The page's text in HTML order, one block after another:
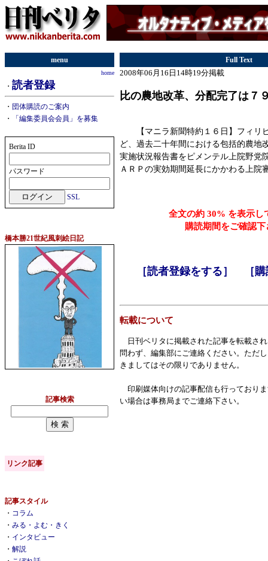
menu
home
・ 読者登録
・ 団体購読のご案内
・
「編集委員会会員」を募集
Berita ID
パスワード
SSL
橋本勝21世紀風刺絵日記
記事検索
リンク記事
記事スタイル
・ コラム
・ みる・よむ・きく
・ インタビュー
・ 解説
Full Text
2008年06月16日14時19分掲載
比の農地改革、分配完了は７
【マニラ新聞特約１６日】フィリ
ど、過去二十年間における包括的農地
実施状況報告書をピメンテル上院野党
ＡＲＰの実効期間延長にかかわる上院
全文の約 30% を表示し
購読期間をご確認下
［読者登録をする］ ［
転載について
日刊ベリタに掲載された記事を転載さ
問わず、編集部にご連絡ください。ただ
きましてはその限りでありません。
印刷媒体向けの記事配信も行っており
い場合は事務局までご連絡下さい。